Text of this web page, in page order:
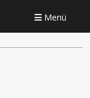
Menü